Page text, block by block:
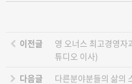
이전글
영 오너스 최고경영
튜디오 이사)
다음글
다른분야분들의 삶의